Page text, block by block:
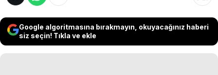
Google algoritmasına bırakmayın, okuyacağınız haberi
siz seçin! Tıkla ve ekle